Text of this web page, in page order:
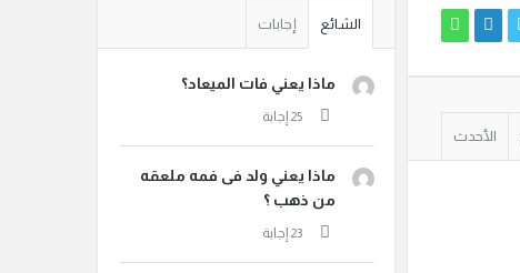
الأحدث
الشائع إجابات
ماذا يعني فات الميعاد؟
ماذا يعني ولد فى فمه ملعقه
من ذهب ؟